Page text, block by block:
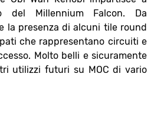
del Millennium Falcon. Da
la presenza di alcuni tile round
che rappresentano circuiti e
Molto belli e sicuramente
utilizzi futuri su MOC di vario